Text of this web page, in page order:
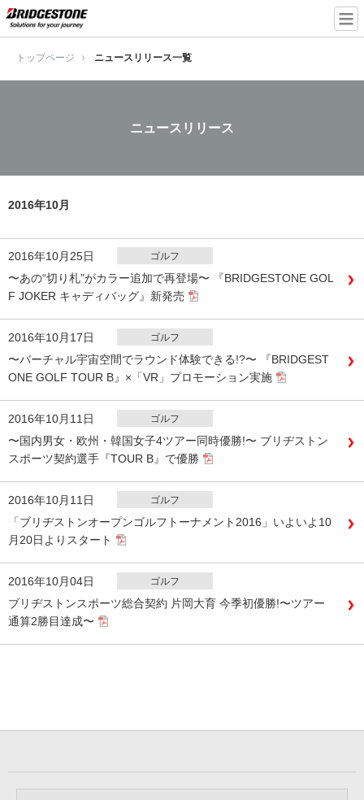
トップページ ニュースリリース一覧
ニュースリリース
2016年10月
2016年10月25日 ゴルフ
〜あの“切り札”がカラー追加で再登場〜 『BRIDGESTONE GOL
F JOKER キャディバッグ』新発売
2016年10月17日 ゴルフ
〜バーチャル宇宙空間でラウンド体験できる!?〜 『BRIDGEST
ONE GOLF TOUR B』×「VR」プロモーション実施
2016年10月11日 ゴルフ
〜国内男女・欧州・韓国女子4ツアー同時優勝!〜 ブリヂストン
スポーツ契約選手『TOUR B』で優勝
2016年10月11日 ゴルフ
「ブリヂストンオープンゴルフトーナメント2016」いよいよ10
月20日よりスタート
2016年10月04日 ゴルフ
ブリヂストンスポーツ総合契約 片岡大育 今季初優勝!〜ツアー
通算2勝目達成〜